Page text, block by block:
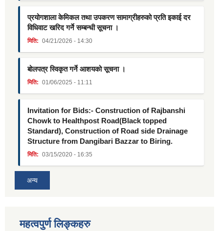
प्रयोगशाला केमिकल तथा उपकरण सामाग्रीहरुको प्रति इकाई दर
विधिवाट खरिद गर्ने सम्बन्धी सूचना ।
मिति: 04/21/2026 - 14:30
बोलपत्र स्विकृत गर्ने आशयको सूचना ।
मिति: 01/06/2025 - 11:11
Invitation for Bids:- Construction of Rajbanshi
Chowk to Healthpost Road(Black topped
Standard), Construction of Road side Drainage
Structure from Dangibari Bazzar to Biring.
मिति: 03/15/2020 - 16:35
अन्य
महत्वपुर्ण लिङ्कहरु